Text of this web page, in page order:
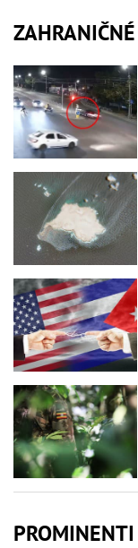
ZAHRANIČNÉ
PROMINENTI